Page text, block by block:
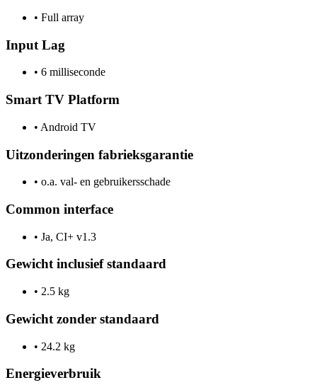
• Full array
Input Lag
• 6 milliseconde
Smart TV Platform
• Android TV
Uitzonderingen fabrieksgarantie
• o.a. val- en gebruikersschade
Common interface
• Ja, CI+ v1.3
Gewicht inclusief standaard
• 2.5 kg
Gewicht zonder standaard
• 24.2 kg
Energieverbruik